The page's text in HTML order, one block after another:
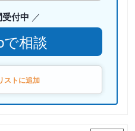
付中
で相談
ストに追加